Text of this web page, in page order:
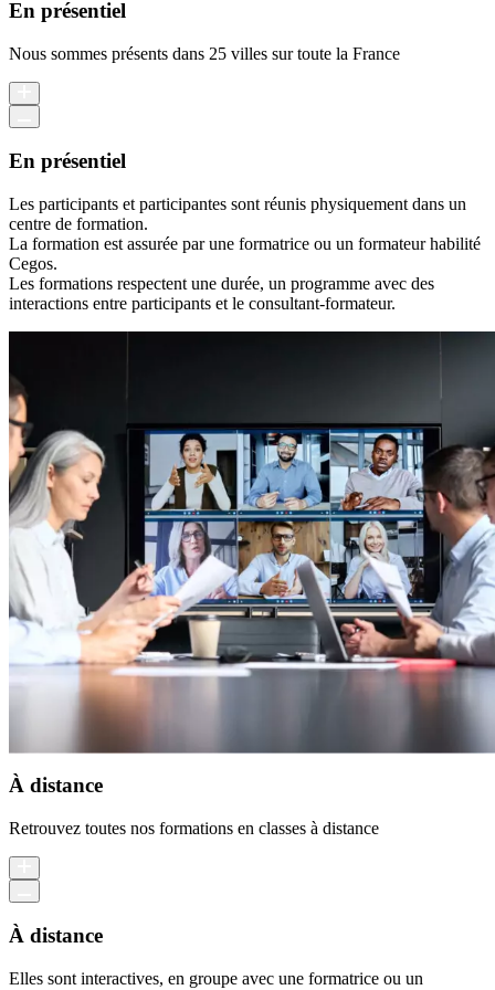
En présentiel
Nous sommes présents dans 25 villes sur toute la France
En présentiel
Les participants et participantes sont réunis physiquement dans un
centre de formation.
La formation est assurée par une formatrice ou un formateur habilité
Cegos.
Les formations respectent une durée, un programme avec des
interactions entre participants et le consultant-formateur.
À distance
Retrouvez toutes nos formations en classes à distance
À distance
Elles sont interactives, en groupe avec une formatrice ou un